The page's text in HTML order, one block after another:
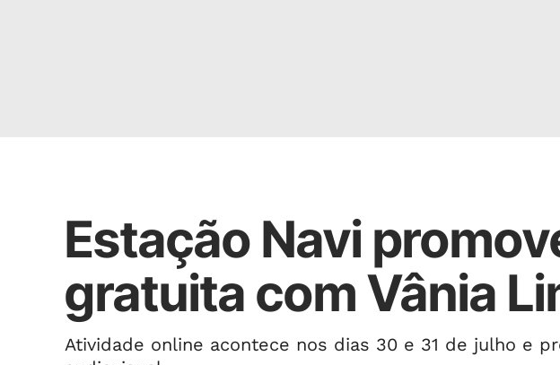
Estação Navi
gratuita com Vânia
Atividade online acontece nos dias 30 e 31 de julho e